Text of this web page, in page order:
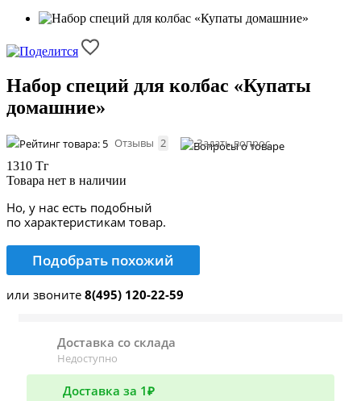
Набор специй для колбас «Купаты
домашние»
Отзывы 2 Задать вопрос
1310 Тг
Товара нет в наличии
Но, у нас есть подобный
по характеристикам товар.
Подобрать похожий
или звоните 8(495) 120-22-59
Доставка со склада
Недоступно
Доставка за 1₽